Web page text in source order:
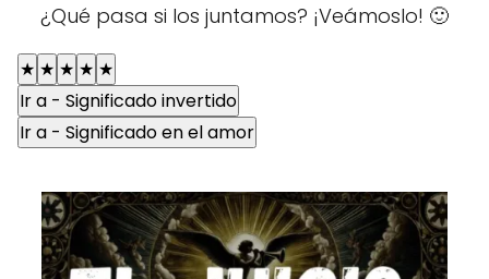
¿Qué pasa si los juntamos? ¡Veámoslo! 🙂
★ ★ ★ ★ ★
Ir a - Significado invertido
Ir a - Significado en el amor